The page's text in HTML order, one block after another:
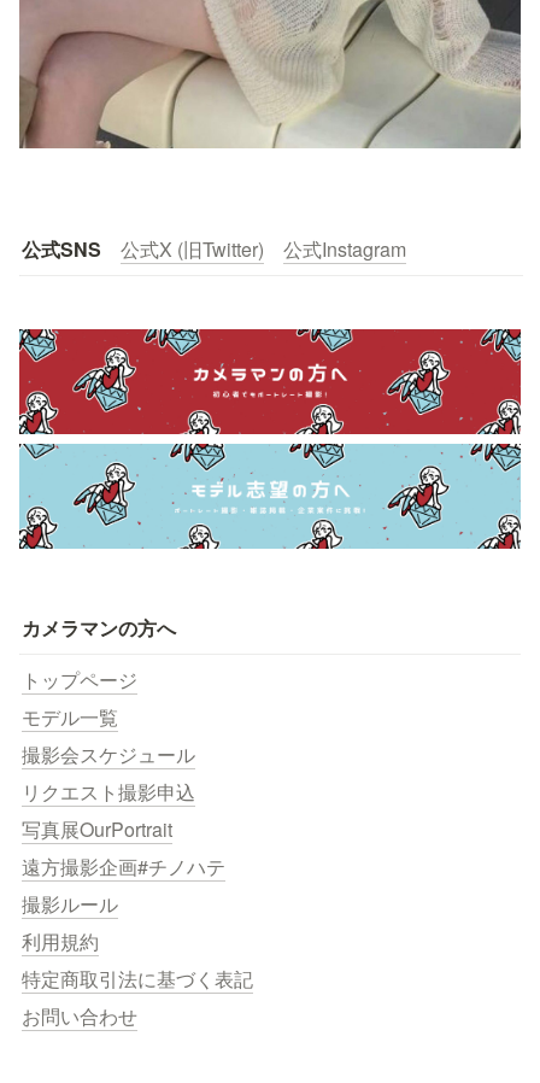
公式SNS 公式X (旧Twitter) 公式Instagram
カメラマンの方へ
トップページ
モデル一覧
撮影会スケジュール
リクエスト撮影申込
写真展OurPortrait
遠方撮影企画#チノハテ
撮影ルール
利用規約
特定商取引法に基づく表記
お問い合わせ